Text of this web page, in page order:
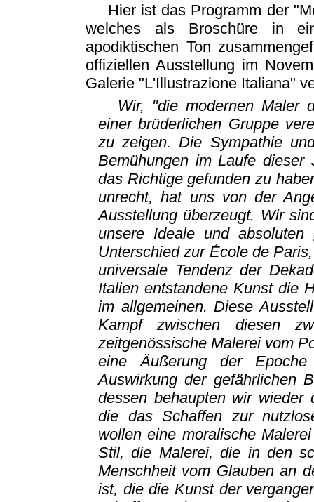
Hier ist das Programm der
welches als Broschüre in
apodiktischen Ton
offiziellen Ausstellung im
Galerie "L'Illustrazione Italiana"
Wir, "die modernen Maler
einer brüderlichen Gruppe
zu zeigen. Die Sympathie
Bemühungen im Laufe
das Richtige gefunden zu
unrecht, hat uns von der
Ausstellung überzeugt. Wir
unsere Ideale und absoluten
Unterschied zur École de
universale Tendenz der
Italien entstandene Kunst die
im allgemeinen. Diese
Kampf zwischen diesen
zeitgenössische Malerei vom
eine Äußerung der
Auswirkung der gefährlichen
dessen behaupten wir wieder
die das Schaffen zur
wollen eine moralische
Stil, die Malerei, die in den
Menschheit vom Glauben an
ist, die die Kunst der